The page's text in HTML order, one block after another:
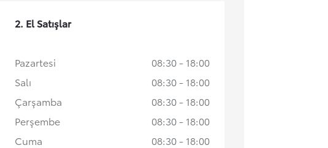
2. El Satışlar
Pazartesi
08:30 - 18:00
Salı
08:30 - 18:00
Çarşamba
08:30 - 18:00
Perşembe
08:30 - 18:00
Cuma
08:30 - 18:00